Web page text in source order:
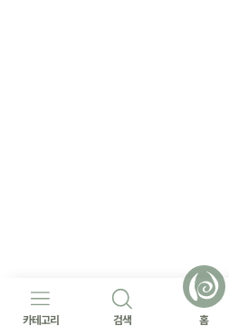
카테고리 검색 홈